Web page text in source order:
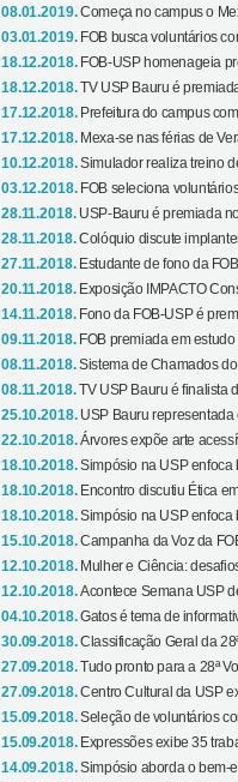
08.01.2019.Começa no campus o
03.01.2019. FOB busca voluntários
18.12.2018. FOB-USP homenageia
18.12.2018.TV USP Bauru é
17.12.2018. Prefeitura do campus
17.12.2018. Mexa-se nas férias de
10.12.2018.Simulador realiza treino
03.12.2018. FOB seleciona
28.11.2018. USP-Bauru é premiada
28.11.2018.Colóquio discute
27.11.2018. Estudante de fono da
20.11.2018. Exposição IMPACTO
14.11.2018. Fono da FOB-USP é
09.11.2018. FOB premiada em estudo
08.11.2018.Sistema de Chamados
08.11.2018.TV USP Bauru é finalista
25.10.2018. USP Bauru representada
22.10.2018.Árvores expõe arte
18.10.2018.Simpósio na USP enfoca
18.10.2018. Encontro discutiu Ética
18.10.2018.Simpósio na USP enfoca
15.10.2018.Campanha da Voz da
12.10.2018. Mulher e Ciência:
12.10.2018.Acontece Semana USP
04.10.2018.Gatos é tema de
30.09.2018.Classificação Geral da
27.09.2018.Tudo pronto para a 28ª
27.09.2018.Centro Cultural da USP
15.09.2018.Seleção de voluntários
15.09.2018. Expressões exibe 35
14.09.2018.Simpósio aborda o bem-